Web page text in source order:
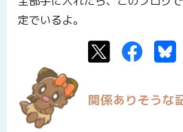
定でいるよ。
Twitter
関係ありそうな